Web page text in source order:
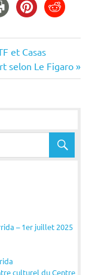
et Casas
selon Le Figaro
– 1er juillet 2025
culturel du Centre